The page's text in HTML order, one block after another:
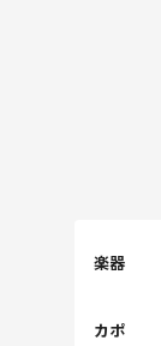
楽器
カポ